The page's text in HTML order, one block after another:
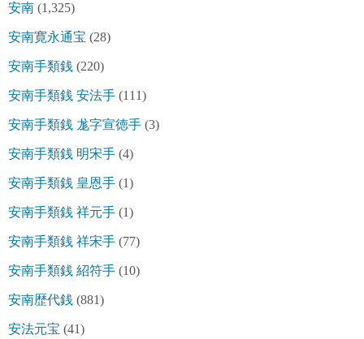
安南 (1,325)
安南寛永通宝 (28)
安南手類銭 (220)
安南手類銭 安法手 (111)
安南手類銭 尨字宣徳手 (3)
安南手類銭 明宋手 (4)
安南手類銭 皇恩手 (1)
安南手類銭 祥元手 (1)
安南手類銭 祥宋手 (77)
安南手類銭 紹符手 (10)
安南歴代銭 (881)
安法元宝 (41)